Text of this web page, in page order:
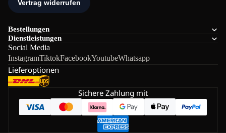
Bestellungen
Dienstleistungen
Social Media
InstagramTiktokFacebookYoutubeWhatsapp
Lieferoptionen
Sichere Zahlung mit